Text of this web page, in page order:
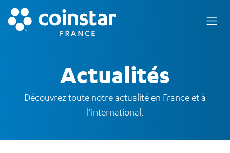
Actualités
Découvrez toute notre actualité en France et à
l'international.